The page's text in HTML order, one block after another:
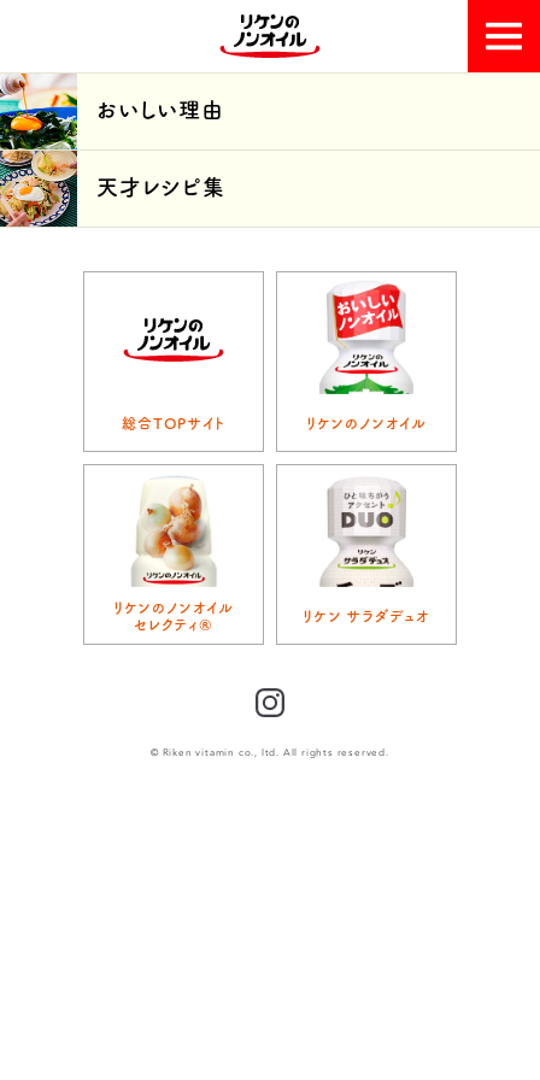
おいしい理由
天才レシピ集
おいしい理由
天才レシピ集
総合TOPサイト リケンのノンオイル
リケンのノンオイル
セレクティ®
リケン サラダデュオ
© Riken vitamin co., ltd. All rights reserved.